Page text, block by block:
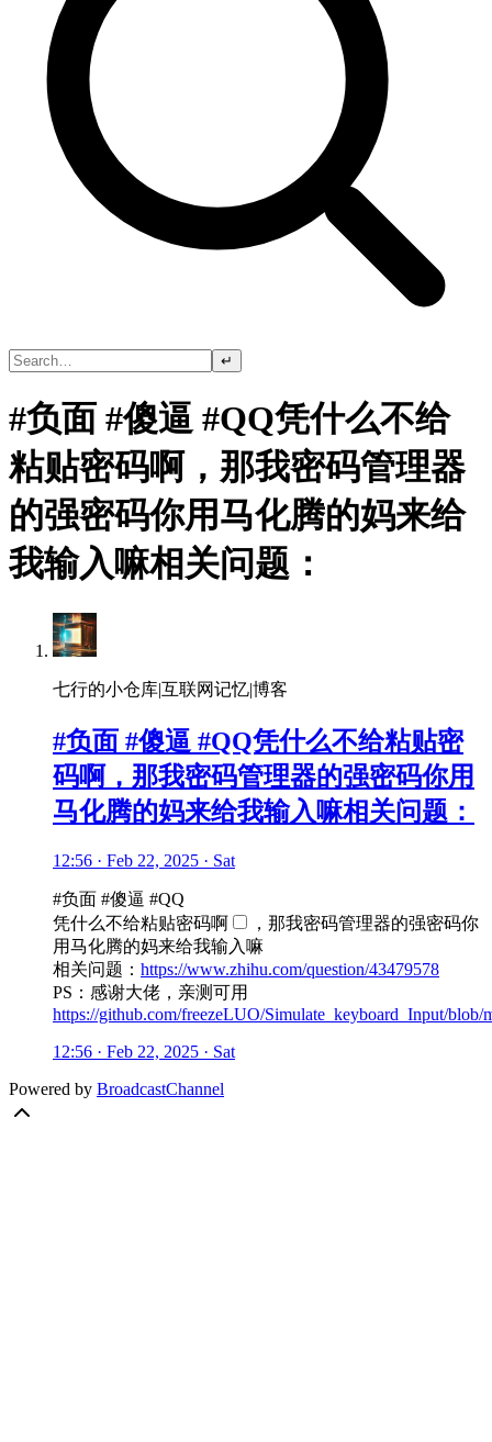
↵
#负面 #傻逼 #QQ凭什么不给
粘贴密码啊，那我密码管理器
的强密码你用马化腾的妈来给
我输入嘛相关问题：
七行的小仓库|互联网记忆|博客
#负面 #傻逼 #QQ凭什么不给粘贴密
码啊，那我密码管理器的强密码你用
马化腾的妈来给我输入嘛相关问题：
12:56 · Feb 22, 2025 · Sat
#负面 #傻逼 #QQ
凭什么不给粘贴密码啊
，那我密码管理器的强密码你
用马化腾的妈来给我输入嘛
相关问题： https://www.zhihu.com/question/43479578
PS：感谢大佬，亲测可用
https://github.com/freezeLUO/Simulate_keyboard_Input/
12:56 · Feb 22, 2025 · Sat
Powered by BroadcastChannel